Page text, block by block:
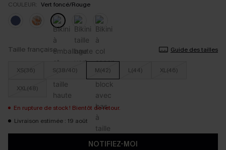
COULEUR: Vert foncé/Rouge
Taille française Guide des tailles
XS(36) S(38/40) M(42) L(44) XL(46)
XXL(48)
En rupture de stock ! Bientôt de retour.
Livraison estimée : 19 août
NOTIFIEZ-MOI